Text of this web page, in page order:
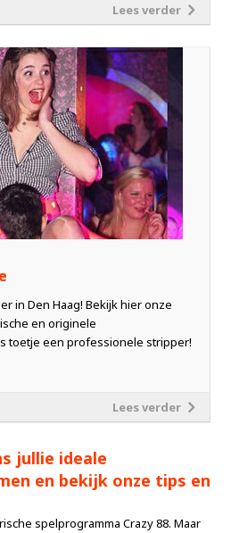
Lees verder
in Den Haag! Bekijk hier onze
en originele
toetje een professionele stripper!
Lees verder
jullie ideale
en bekijk onze tips en
spelprogramma Crazy 88. Maar